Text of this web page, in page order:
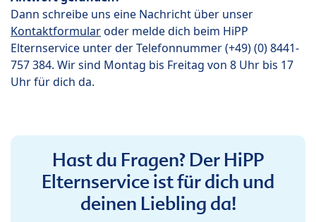
Dann schreibe uns eine Nachricht über unser
Kontaktformularoder melde dich beim HiPP
Elternservice unter der Telefonnummer (+49) (0) 8441-
757 384. Wir sind Montag bis Freitag von 8 Uhr bis 17
Uhr für dich da.
Hast du Fragen? Der HiPP
Elternservice ist für dich und
deinen Liebling da!